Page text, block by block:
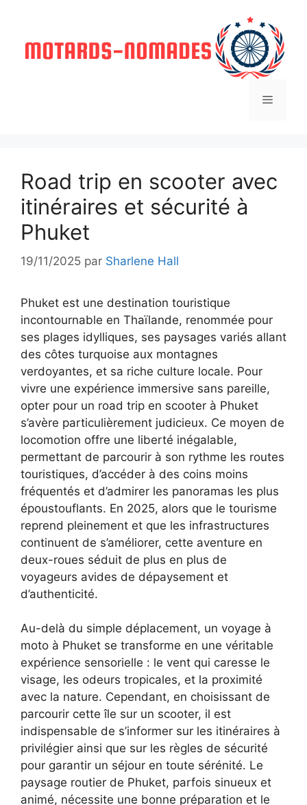
contenu
Menu
Road trip en scooter avec
itinéraires et sécurité à
Phuket
19/11/2025 par Sharlene Hall
Phuket est une destination touristique
incontournable en Thaïlande, renommée pour
ses plages idylliques, ses paysages variés allant
des côtes turquoise aux montagnes
verdoyantes, et sa riche culture locale. Pour
vivre une expérience immersive sans pareille,
opter pour un road trip en scooter à Phuket
s’avère particulièrement judicieux. Ce moyen de
locomotion offre une liberté inégalable,
permettant de parcourir à son rythme les routes
touristiques, d’accéder à des coins moins
fréquentés et d’admirer les panoramas les plus
époustouflants. En 2025, alors que le tourisme
reprend pleinement et que les infrastructures
continuent de s’améliorer, cette aventure en
deux-roues séduit de plus en plus de
voyageurs avides de dépaysement et
d’authenticité.
Au-delà du simple déplacement, un voyage à
moto à Phuket se transforme en une véritable
expérience sensorielle : le vent qui caresse le
visage, les odeurs tropicales, et la proximité
avec la nature. Cependant, en choisissant de
parcourir cette île sur un scooter, il est
indispensable de s’informer sur les itinéraires à
privilégier ainsi que sur les règles de sécurité
pour garantir un séjour en toute sérénité. Le
paysage routier de Phuket, parfois sinueux et
animé, nécessite une bonne préparation et le